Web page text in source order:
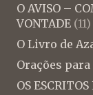
O AVISO –
VONTADE (11)
O Livro de
Orações
OS